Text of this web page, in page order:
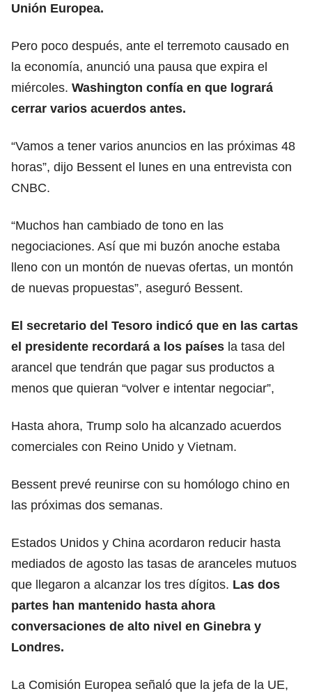
Unión Europea.
Pero poco después, ante el terremoto causado en
la economía, anunció una pausa que expira el
miércoles. Washington confía en que logrará
cerrar varios acuerdos antes.
“Vamos a tener varios anuncios en las próximas 48
horas”, dijo Bessent el lunes en una entrevista con
CNBC.
“Muchos han cambiado de tono en las
negociaciones. Así que mi buzón anoche estaba
lleno con un montón de nuevas ofertas, un montón
de nuevas propuestas”, aseguró Bessent.
El secretario del Tesoro indicó que en las cartas
el presidente recordará a los países la tasa del
arancel que tendrán que pagar sus productos a
menos que quieran “volver e intentar negociar”,
Hasta ahora, Trump solo ha alcanzado acuerdos
comerciales con Reino Unido y Vietnam.
Bessent prevé reunirse con su homólogo chino en
las próximas dos semanas.
Estados Unidos y China acordaron reducir hasta
mediados de agosto las tasas de aranceles mutuos
que llegaron a alcanzar los tres dígitos. Las dos
partes han mantenido hasta ahora
conversaciones de alto nivel en Ginebra y
Londres.
La Comisión Europea señaló que la jefa de la UE,